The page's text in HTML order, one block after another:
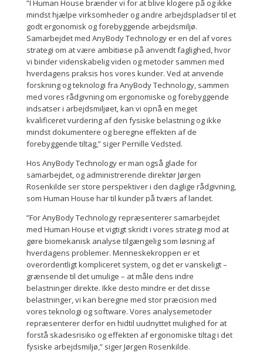
”I Human House brænder vi for at blive klogere på og ikke
mindst hjælpe virksomheder og andre arbejdspladser til et
godt ergonomisk og forebyggende arbejdsmiljø.
Samarbejdet med AnyBody Technology er en del af vores
strategi om at være ambitiøse på anvendt faglighed, hvor
vi binder videnskabelig viden og metoder sammen med
hverdagens praksis hos vores kunder. Ved at anvende
forskning og teknologi fra AnyBody Technology, sammen
med vores rådgivning om ergonomiske og forebyggende
indsatser i arbejdsmiljøet, kan vi opnå en meget
kvalificeret vurdering af den fysiske belastning og ikke
mindst dokumentere og beregne effekten af de
forebyggende tiltag,” siger Pernille Vedsted.
Hos AnyBody Technology er man også glade for
samarbejdet, og administrerende direktør Jørgen
Rosenkilde ser store perspektiver i den daglige rådgivning,
som Human House har til kunder på tværs af landet.
”For AnyBody Technology repræsenterer samarbejdet
med Human House et vigtigt skridt i vores strategi mod at
gøre biomekanisk analyse tilgængelig som løsning af
hverdagens problemer. Menneskekroppen er et
overordentligt kompliceret system, og det er vanskeligt –
grænsende til det umulige – at måle dens indre
belastninger direkte. Ikke desto mindre er det disse
belastninger, vi kan beregne med stor præcision med
vores teknologi og software. Vores analysemetoder
repræsenterer derfor en hidtil uudnyttet mulighed for at
forstå skadesrisiko og effekten af ergonomiske tiltag i det
fysiske arbejdsmiljø,” siger Jørgen Rosenkilde.